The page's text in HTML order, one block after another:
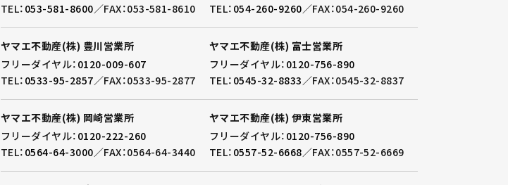
TEL： 053-581-8600／FAX：053-581-8610
TEL： 054-260-9260／FAX：054-260-9260
ヤマエ不動産(株) 豊川営業所
フリーダイヤル： 0120-009-607
TEL： 0533-95-2857／FAX：0533-95-2877
ヤマエ不動産(株) 富士営業所
フリーダイヤル： 0120-756-890
TEL： 0545-32-8833 ／FAX：0545-32-8837
ヤマエ不動産(株) 岡崎営業所
フリーダイヤル： 0120-222-260
TEL： 0564-64-3000／FAX：0564-64-3440
ヤマエ不動産(株) 伊東営業所
フリーダイヤル： 0120-756-890
TEL： 0557-52-6668／FAX：0557-52-6669